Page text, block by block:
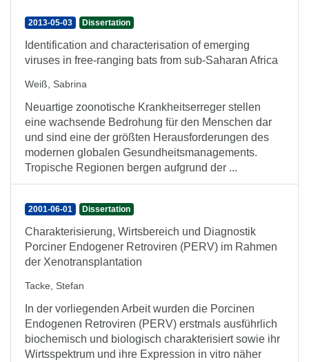
2013-05-03 Dissertation
Identification and characterisation of emerging
viruses in free-ranging bats from sub-Saharan Africa
Weiß, Sabrina
Neuartige zoonotische Krankheitserreger stellen
eine wachsende Bedrohung für den Menschen dar
und sind eine der größten Herausforderungen des
modernen globalen Gesundheitsmanagements.
Tropische Regionen bergen aufgrund der ...
2001-06-01 Dissertation
Charakterisierung, Wirtsbereich und Diagnostik
Porciner Endogener Retroviren (PERV) im Rahmen
der Xenotransplantation
Tacke, Stefan
In der vorliegenden Arbeit wurden die Porcinen
Endogenen Retroviren (PERV) erstmals ausführlich
biochemisch und biologisch charakterisiert sowie ihr
Wirtsspektrum und ihre Expression in vitro näher